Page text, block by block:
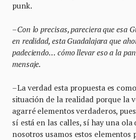
punk.
–Con lo precisas, pareciera que esa
en realidad, esta Guadalajara que
padeciendo… cómo llevar eso a la
mensaje.
–La verdad esta propuesta es
situación de la realidad porque la
agarré elementos verdaderos,
sí está en las calles, sí hay una
nosotros usamos estos elementos